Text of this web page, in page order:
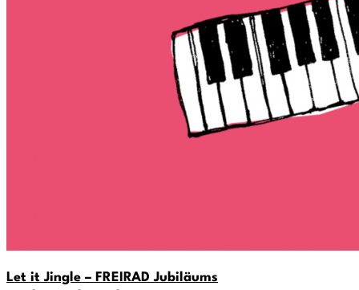
Let it Jingle – FREIRAD Jubiläums